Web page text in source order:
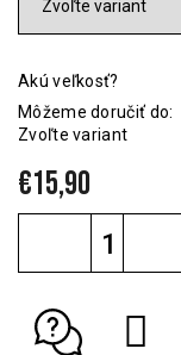
€15,90
Akú veľkosť?
Môžeme doručiť do:
Zvoľte variant